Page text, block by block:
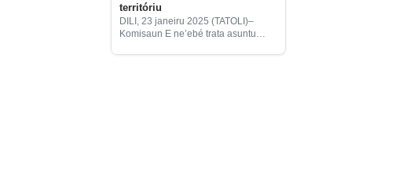
territóriu
DILI, 23 janeiru 2025 (TATOLI)–
Komisaun E ne’ebé trata asuntu